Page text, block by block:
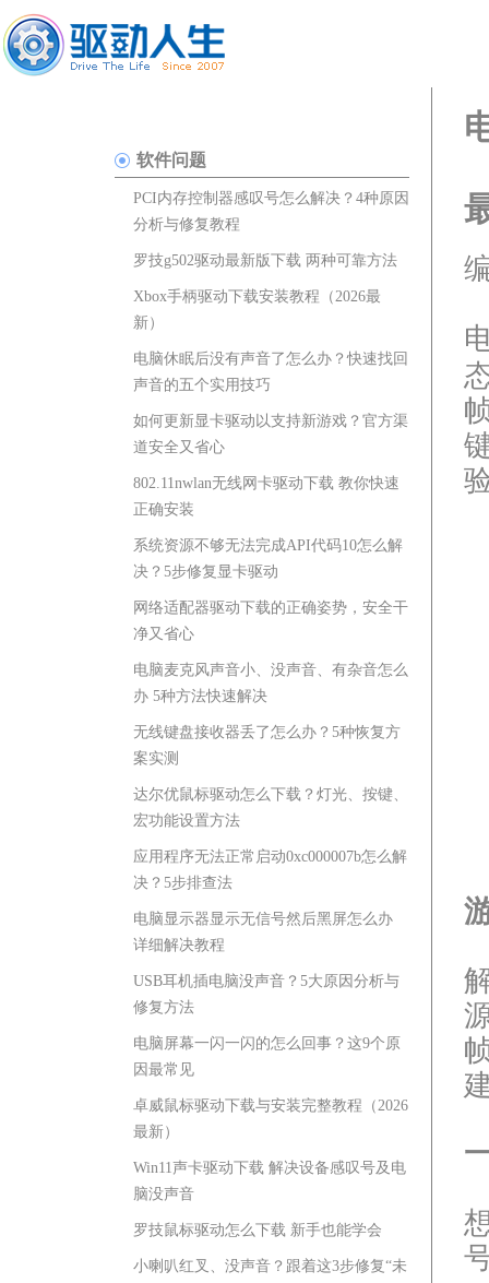
软件问题
PCI内存控制器感叹号怎么解决？4种原因
分析与修复教程
罗技g502驱动最新版下载 两种可靠方法
Xbox手柄驱动下载安装教程（2026最
新）
电脑休眠后没有声音了怎么办？快速找回
声音的五个实用技巧
如何更新显卡驱动以支持新游戏？官方渠
道安全又省心
802.11nwlan无线网卡驱动下载 教你快速
正确安装
系统资源不够无法完成API代码10怎么解
决？5步修复显卡驱动
网络适配器驱动下载的正确姿势，安全干
净又省心
电脑麦克风声音小、没声音、有杂音怎么
办 5种方法快速解决
无线键盘接收器丢了怎么办？5种恢复方
案实测
达尔优鼠标驱动怎么下载？灯光、按键、
宏功能设置方法
应用程序无法正常启动0xc000007b怎么解
决？5步排查法
电脑显示器显示无信号然后黑屏怎么办
详细解决教程
USB耳机插电脑没声音？5大原因分析与
修复方法
电脑屏幕一闪一闪的怎么回事？这9个原
因最常见
卓威鼠标驱动下载与安装完整教程（2026
最新）
Win11声卡驱动下载 解决设备感叹号及电
脑没声音
罗技鼠标驱动怎么下载 新手也能学会
小喇叭红叉、没声音？跟着这3步修复“未